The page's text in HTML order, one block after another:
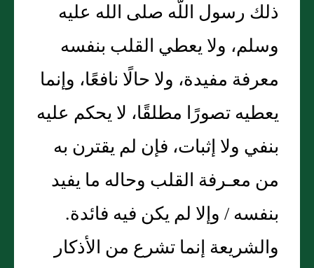
ذلك رسول اللّه صلى الله عليه
وسلم، ولا يعطي القلب بنفسه
معرفة مفيدة، ولا حالًا نافعًا، وإنما
يعطيه تصورًا مطلقًا، لا يحكم عليه
بنفي ولا إثبات، فإن لم يقترن به
من معـرفة القلب وحاله ما يفيد
بنفسه / وإلا لم يكن فيه فائدة‏.‏
والشريعة إنما تشرع من الأذكار